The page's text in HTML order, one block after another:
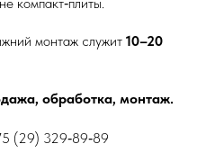
монтаж служит 10–20
обработка, монтаж.
(29) 329‑89‑89